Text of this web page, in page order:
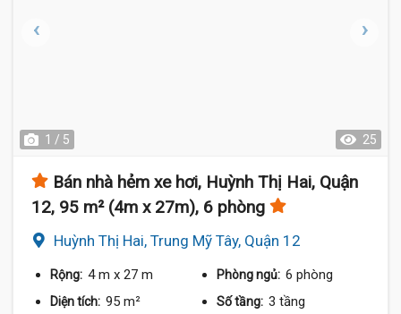
1 / 5 25
Bán nhà hẻm xe hơi, Huỳnh Thị Hai, Quận
12, 95 m² (4m x 27m), 6 phòng
Huỳnh Thị Hai, Trung Mỹ Tây, Quận 12
Rộng: 4 m x 27 m Phòng ngủ: 6 phòng
Diện tích: 95 m² Số tầng: 3 tầng